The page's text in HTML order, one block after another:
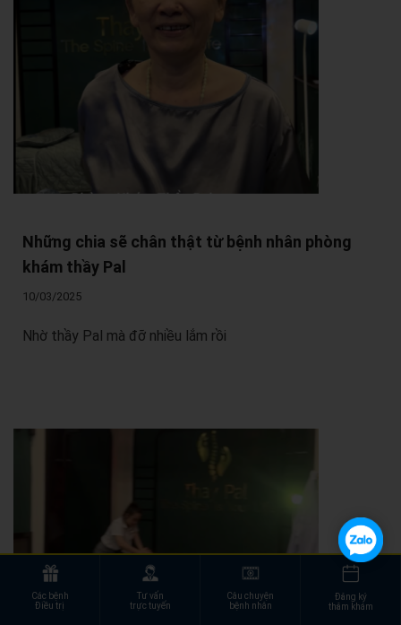
Những chia sẽ chân thật từ bệnh nhân phòng
khám thầy Pal
10/03/2025
Nhờ thầy Pal mà đỡ nhiều lắm rồi
Các bệnh
Điều trị
Tư vấn
trực tuyến
Câu chuyện
bệnh nhân
Đăng ký
thăm khám